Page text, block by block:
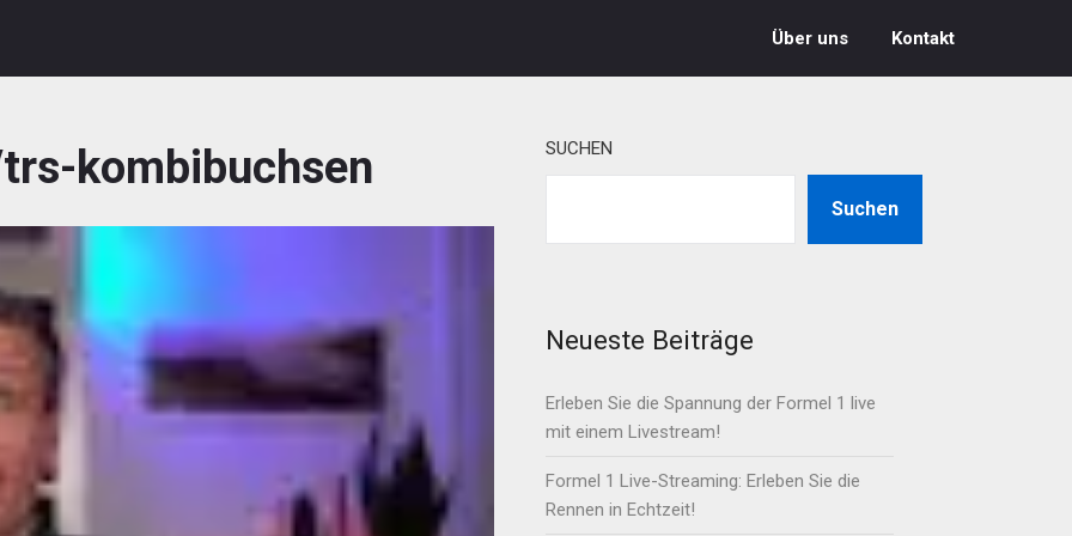
Über uns Kontakt
kombibuchsen SUCHEN
Suchen
Neueste Beiträge
Erleben Sie die Spannung der Formel 1 live
mit einem Livestream!
Formel 1 Live-Streaming: Erleben Sie die
Rennen in Echtzeit!